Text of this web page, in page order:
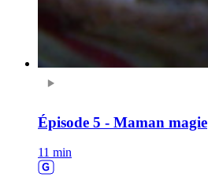
Épisode 5 - Maman magie
11 min